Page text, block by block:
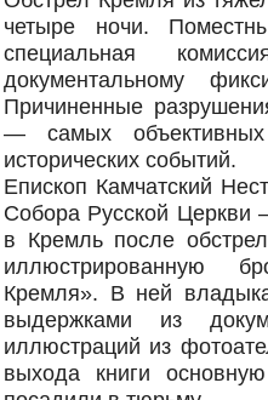
четыре ночи.
специальная
документальному
Причиненные
— самых объективных
исторических событий.
Епископ Камчатский
Собора Русской
в Кремль после
иллюстрированную
Кремля». В ней
выдержками из
иллюстраций из
выхода книги